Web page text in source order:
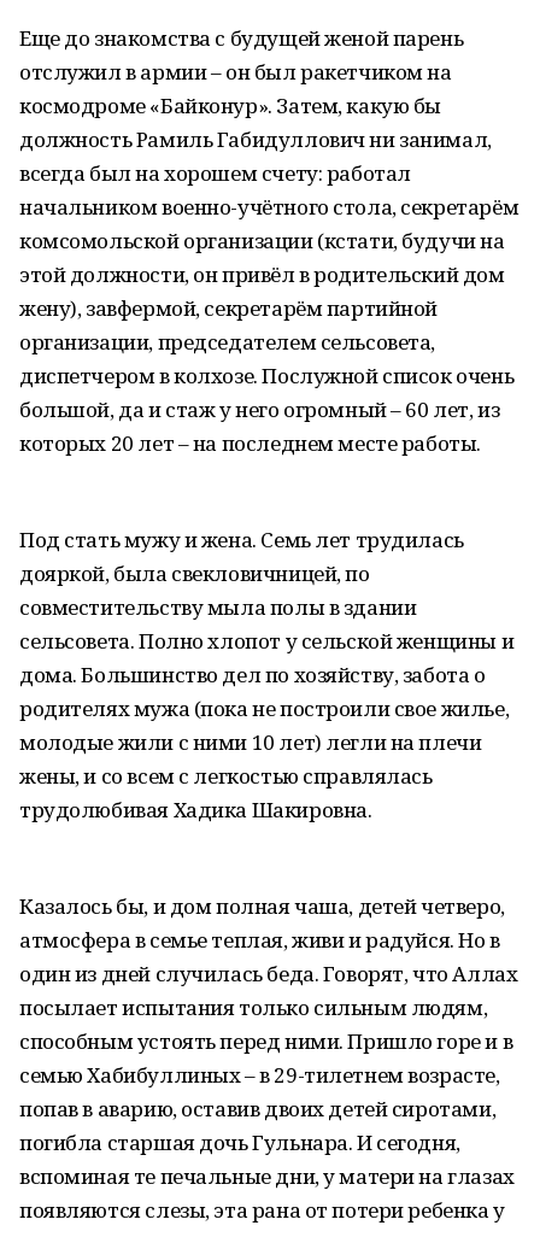
Еще до знакомства с будущей женой парень
отслужил в армии – он был ракетчиком на
космодроме «Байконур». Затем, какую бы
должность Рамиль Габидуллович ни занимал,
всегда был на хорошем счету: работал
начальником военно-учётного стола, секретарём
комсомольской организации (кстати, будучи на
этой должности, он привёл в родительский дом
жену), завфермой, секретарём партийной
организации, председателем сельсовета,
диспетчером в колхозе. Послужной список очень
большой, да и стаж у него огромный – 60 лет, из
которых 20 лет – на последнем месте работы.
Под стать мужу и жена. Семь лет трудилась
дояркой, была свекловичницей, по
совместительству мыла полы в здании
сельсовета. Полно хлопот у сельской женщины и
дома. Большинство дел по хозяйству, забота о
родителях мужа (пока не построили свое жилье,
молодые жили с ними 10 лет) легли на плечи
жены, и со всем с легкостью справлялась
трудолюбивая Хадика Шакировна.
Казалось бы, и дом полная чаша, детей четверо,
атмосфера в семье теплая, живи и радуйся. Но в
один из дней случилась беда. Говорят, что Аллах
посылает испытания только сильным людям,
способным устоять перед ними. Пришло горе и в
семью Хабибуллиных – в 29-тилетнем возрасте,
попав в аварию, оставив двоих детей сиротами,
погибла старшая дочь Гульнара. И сегодня,
вспоминая те печальные дни, у матери на глазах
появляются слезы, эта рана от потери ребенка у